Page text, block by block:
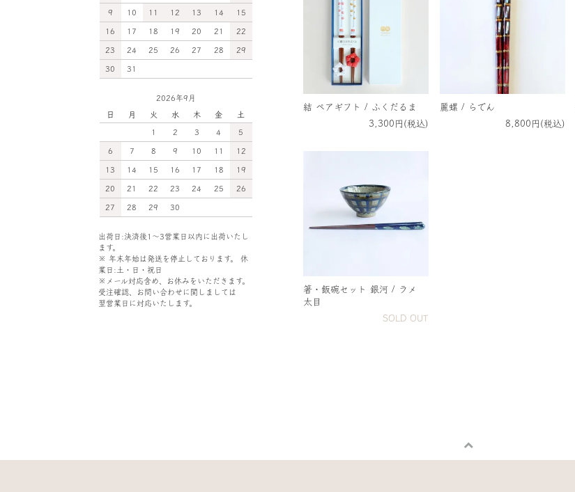
結 ペアギフト / ふくだるま
3,300円(税込)
麗螺 / らでん
8,800円(税込)
箸・飯碗セット 銀河 / ラメ
太目
SOLD OUT
9 10 11 12 13 14 15
16 17 18 19 20 21 22
23 24 25 26 27 28 29
30 31
2026年9月
日 月 火 水 木 金 土
1 2 3 4 5
6 7 8 9 10 11 12
13 14 15 16 17 18 19
20 21 22 23 24 25 26
27 28 29 30
出荷日:決済後1～3営業日以内に出荷いたし
ます。
※ 年末年始は発送を停止しております。 休
業日:土・日・祝日
※メール対応含め、お休みをいただきます。
受注確認、お問い合わせに関しましては
翌営業日に対応いたします。